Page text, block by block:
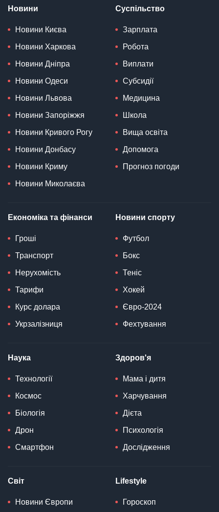
Новини
Новини Києва
Новини Харкова
Новини Дніпра
Новини Одеси
Новини Львова
Новини Запоріжжя
Новини Кривого Рогу
Новини Донбасу
Новини Криму
Новини Миколаєва
Суспільство
Зарплата
Робота
Виплати
Субсидії
Медицина
Школа
Вища освіта
Допомога
Прогноз погоди
Економіка та фінанси
Гроші
Транспорт
Нерухомість
Тарифи
Курс долара
Укрзалізниця
Новини спорту
Футбол
Бокс
Теніс
Хокей
Євро-2024
Фехтування
Наука
Технології
Космос
Біологія
Дрон
Смартфон
Здоров'я
Мама і дитя
Харчування
Дієта
Психологія
Дослідження
Світ
Новини Європи
Lifestyle
Гороскоп